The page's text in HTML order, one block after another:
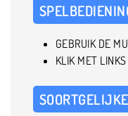
GEBRUIK DE
KLIK MET